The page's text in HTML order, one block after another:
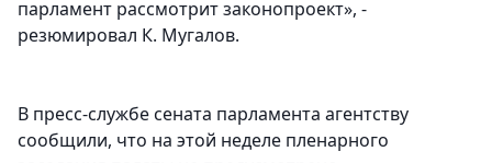
парламент рассмотрит законопроект», -
резюмировал К. Мугалов.
В пресс-службе сената парламента агентству
сообщили, что на этой неделе пленарного